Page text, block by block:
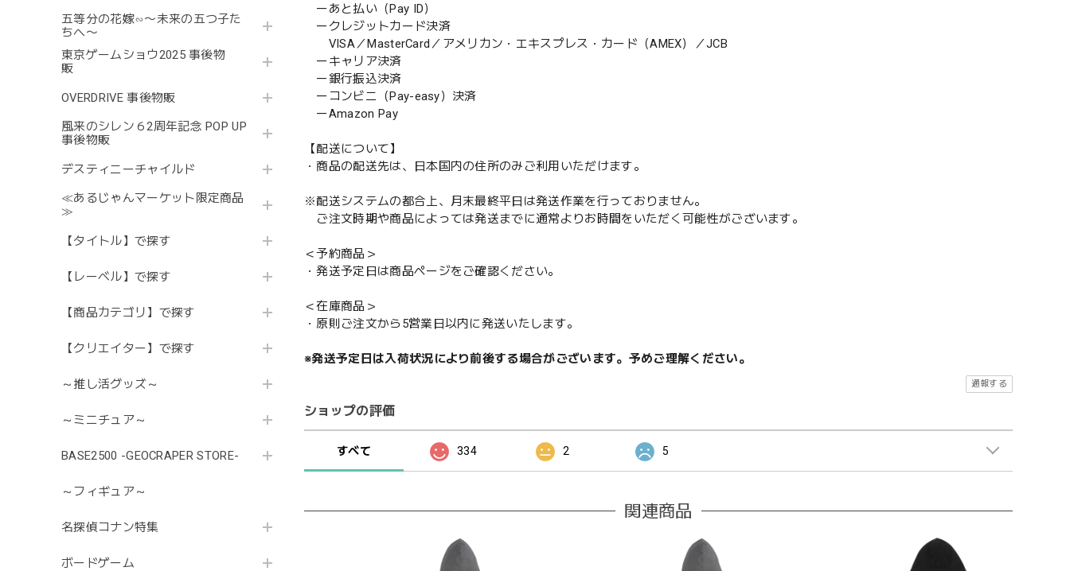
五等分の花嫁∽〜未来の五つ子た
ちへ〜
東京ゲームショウ2025 事後物
販
OVERDRIVE 事後物販
風来のシレン６2周年記念 POP UP
事後物販
デスティニーチャイルド
≪あるじゃんマーケット限定商品
≫
【タイトル】で探す
【レーベル】で探す
【商品カテゴリ】で探す
【クリエイター】で探す
～推し活グッズ～
～ミニチュア～
BASE2500 -GEOCRAPER STORE-
～フィギュア～
名探偵コナン特集
ボードゲーム
ーあと払い（Pay ID）
ークレジットカード決済
VISA／MasterCard／アメリカン・エキスプレス・カード（AMEX）／JCB
ーキャリア決済
ー銀行振込決済
ーコンビニ（Pay-easy）決済
ーAmazon Pay
【配送について】
・商品の配送先は、日本国内の住所のみご利用いただけます。
※配送システムの都合上、月末最終平日は発送作業を行っておりません。
ご注文時期や商品によっては発送までに通常よりお時間をいただく可能性がございます。
＜予約商品＞
・発送予定日は商品ページをご確認ください。
＜在庫商品＞
・原則ご注文から5営業日以内に発送いたします。
※発送予定日は入荷状況により前後する場合がございます。予めご理解ください。
通報する
ショップの評価
すべて 334 2 5
関連商品